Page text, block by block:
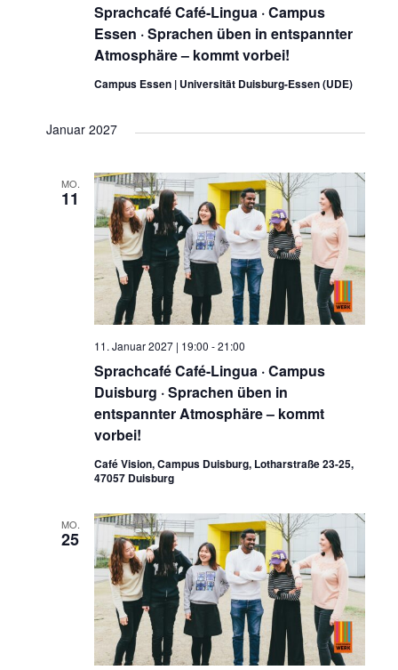
Sprachcafé Café-Lingua · Campus
Essen · Sprachen üben in entspannter
Atmosphäre – kommt vorbei!
Campus Essen | Universität Duisburg-Essen (UDE)
Januar 2027
MO.
11
Sprachcafé Café-Lingua · Campus
Duisburg · Sprachen üben in
entspannter Atmosphäre – kommt
vorbei!
11. Januar 2027 | 19:00 -21:00
Café Vision, Campus Duisburg, Lotharstraße 23-25,
47057 Duisburg
MO.
25